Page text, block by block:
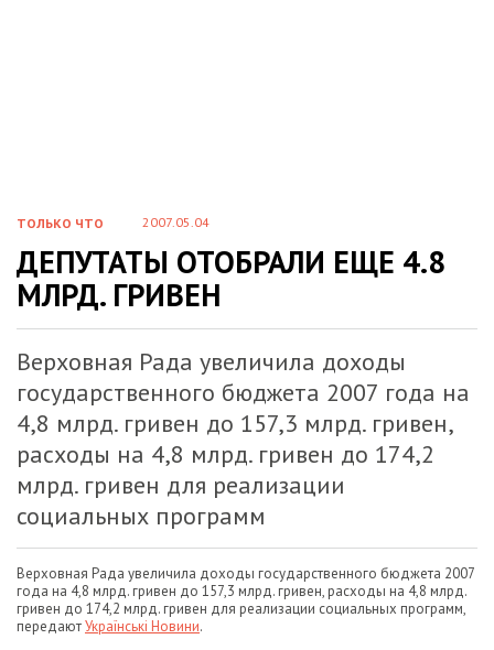
ТОЛЬКО ЧТО 2007.05.04
ДЕПУТАТЫ ОТОБРАЛИ ЕЩЕ 4.8
МЛРД. ГРИВЕН
Верховная Рада увеличила доходы
государственного бюджета 2007 года на
4,8 млрд. гривен до 157,3 млрд. гривен,
расходы на 4,8 млрд. гривен до 174,2
млрд. гривен для реализации
социальных программ
Верховная Рада увеличила доходы государственного бюджета 2007
года на 4,8 млрд. гривен до 157,3 млрд. гривен, расходы на 4,8 млрд.
гривен до 174,2 млрд. гривен для реализации социальных программ,
передаютУкраїнські Новини.